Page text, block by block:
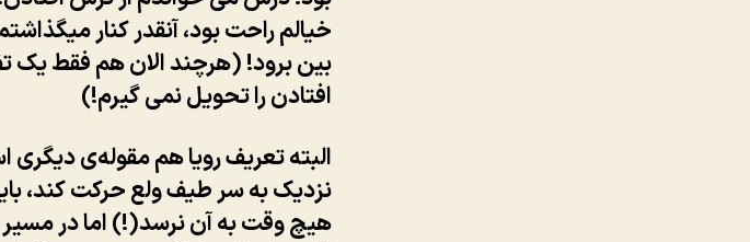
خیالم راحت بود، آنقدر کنار
بین برود! (هرچند الان هم فقط یک
افتادن را تحویل نمی گیرم!)
البته تعریف رویا هم مقوله‌ی
نزدیک به سر طیف ولع حرکت کند،
هیچ وقت به آن نرسد(!) اما در